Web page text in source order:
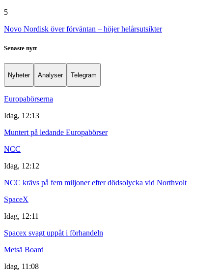
5
Novo Nordisk över förväntan – höjer helårsutsikter
Senaste nytt
Nyheter Analyser Telegram
Europabörserna
Idag, 12:13
Muntert på ledande Europabörser
NCC
Idag, 12:12
NCC krävs på fem miljoner efter dödsolycka vid Northvolt
SpaceX
Idag, 12:11
Spacex svagt uppåt i förhandeln
Metsä Board
Idag, 11:08